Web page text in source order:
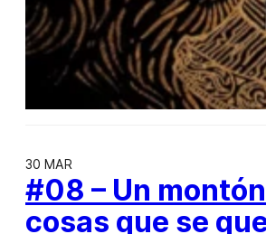
30 MAR
#08 – Un
cosas que se